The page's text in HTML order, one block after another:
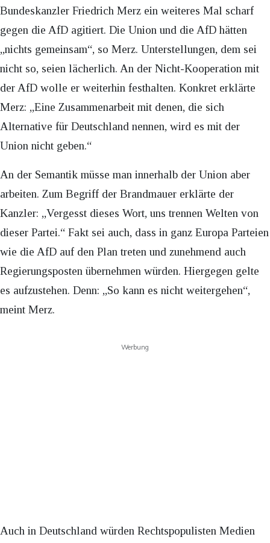
Bundeskanzler Friedrich Merz ein weiteres Mal scharf
gegen die AfD agitiert. Die Union und die AfD hätten
„nichts gemeinsam“, so Merz. Unterstellungen, dem sei
nicht so, seien lächerlich. An der Nicht-Kooperation mit
der AfD wolle er weiterhin festhalten. Konkret erklärte
Merz: „Eine Zusammenarbeit mit denen, die sich
Alternative für Deutschland nennen, wird es mit der
Union nicht geben.“
An der Semantik müsse man innerhalb der Union aber
arbeiten. Zum Begriff der Brandmauer erklärte der
Kanzler: „Vergesst dieses Wort, uns trennen Welten von
dieser Partei.“ Fakt sei auch, dass in ganz Europa Parteien
wie die AfD auf den Plan treten und zunehmend auch
Regierungsposten übernehmen würden. Hiergegen gelte
es aufzustehen. Denn: „So kann es nicht weitergehen“,
meint Merz.
Werbung
Auch in Deutschland würden Rechtspopulisten Medien